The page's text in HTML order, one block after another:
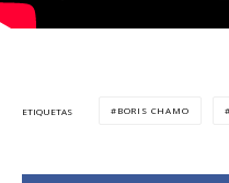
ETIQUETAS BORIS CHAMO